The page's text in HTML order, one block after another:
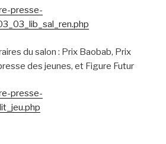
presse-
du salon : Prix Baobab, Prix
des jeunes, et Figure Futur
presse-